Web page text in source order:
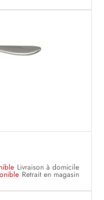
Livraison à domicile
Retrait en magasin